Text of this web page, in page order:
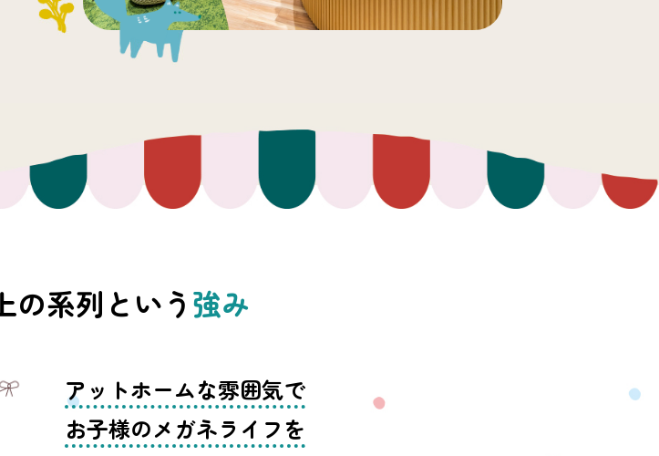
の系列という強み
アットホームな雰囲気で
お子様のメガネライフを